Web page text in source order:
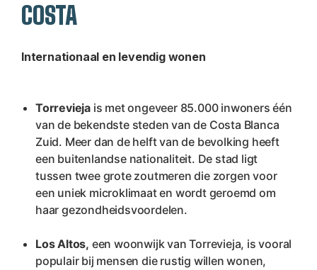
COSTA
Internationaal en levendig wonen
Torrevieja is met ongeveer 85.000 inwoners één
van de bekendste steden van de Costa Blanca
Zuid. Meer dan de helft van de bevolking heeft
een buitenlandse nationaliteit. De stad ligt
tussen twee grote zoutmeren die zorgen voor
een uniek microklimaat en wordt geroemd om
haar gezondheidsvoordelen.
Los Altos, een woonwijk van Torrevieja, is vooral
populair bij mensen die rustig willen wonen,